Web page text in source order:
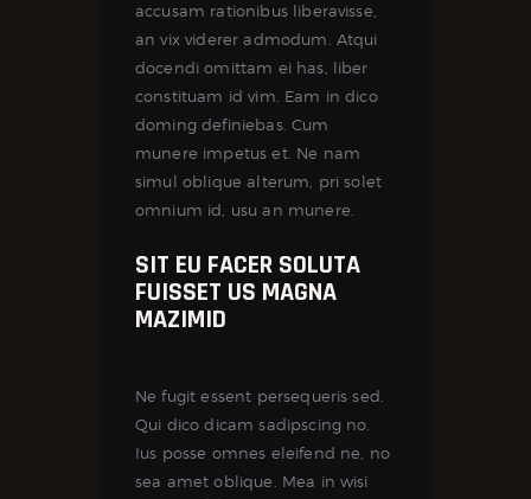
accusam rationibus liberavisse,
an vix viderer admodum. Atqui
docendi omittam ei has, liber
constituam id vim. Eam in dico
doming definiebas. Cum
munere impetus et. Ne nam
simul oblique alterum, pri solet
omnium id, usu an munere.
SIT EU FACER SOLUTA
FUISSET US MAGNA
MAZIMID
Ne fugit essent persequeris sed.
Qui dico dicam sadipscing no.
Ius posse omnes eleifend ne, no
sea amet oblique. Mea in wisi